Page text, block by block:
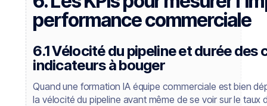
performance commerciale
6.1 Vélocité du pipeline et durée des
indicateurs à bouger
Quand une formation IA équipe commerciale est bien
la vélocité du pipeline avant même de se voir sur le